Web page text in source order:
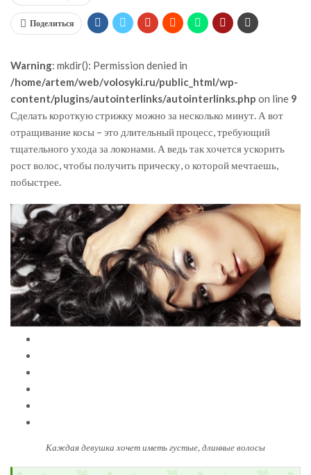
Поделиться
Warning: mkdir(): Permission denied in
/home/artem/web/volosyki.ru/public_html/wp-
content/plugins/autointerlinks/autointerlinks.php on line 9
Сделать короткую стрижку можно за несколько минут. А вот
отращивание косы – это длительный процесс, требующий
тщательного ухода за локонами. А ведь так хочется ускорить
рост волос, чтобы получить прическу, о которой мечтаешь,
побыстрее.
Каждая девушка хочет иметь густые, длинные волосы